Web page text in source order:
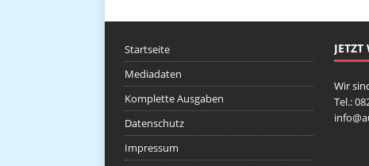
Startseite
Mediadaten
Komplette Ausgaben
Datenschutz
Impressum
JETZT
Wir
Tel.: